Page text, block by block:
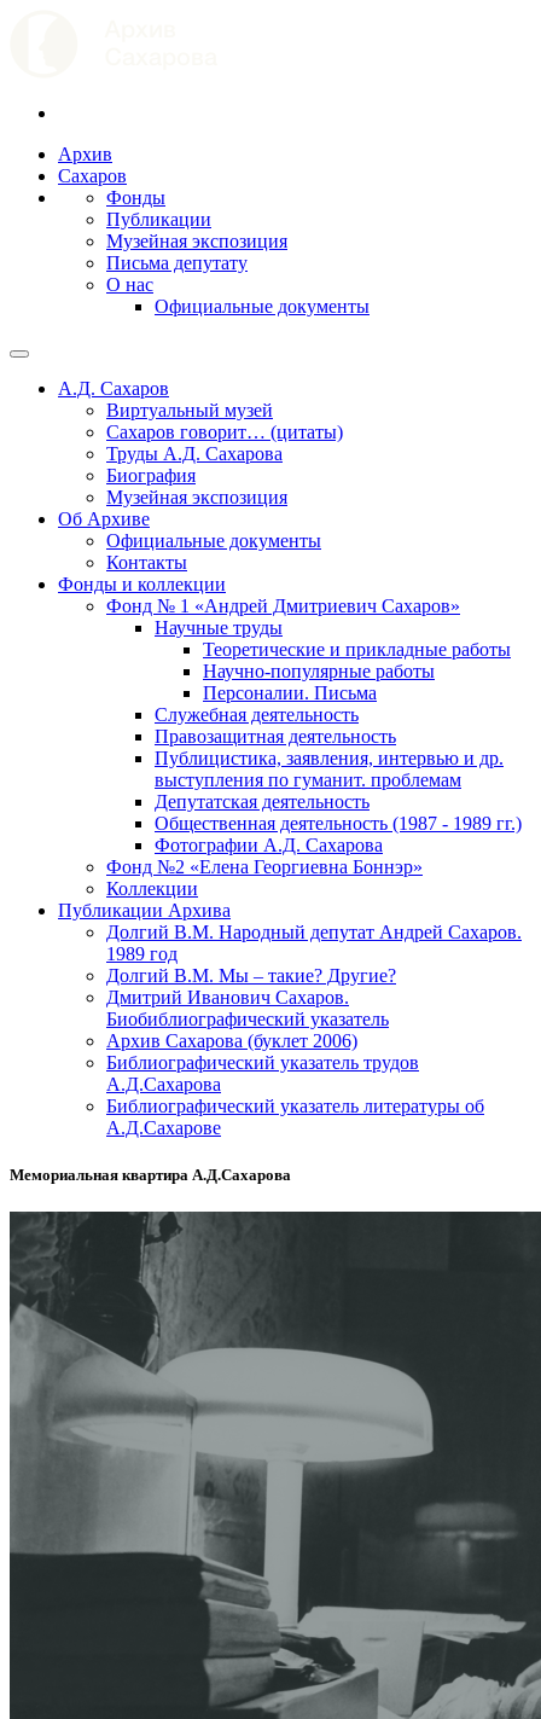
Архив
Сахаров
Фонды
Публикации
Музейная экспозиция
Письма депутату
О нас
Официальные документы
А.Д. Сахаров
Виртуальный музей
Сахаров говорит… (цитаты)
Труды А.Д. Сахарова
Биография
Музейная экспозиция
Об Архиве
Официальные документы
Контакты
Фонды и коллекции
Фонд № 1 «Андрей Дмитриевич Сахаров»
Научные труды
Теоретические и прикладные работы
Научно-популярные работы
Персоналии. Письма
Служебная деятельность
Правозащитная деятельность
Публицистика, заявления, интервью и др.
выступления по гуманит. проблемам
Депутатская деятельность
Общественная деятельность (1987 - 1989 гг.)
Фотографии А.Д. Сахарова
Фонд №2 «Елена Георгиевна Боннэр»
Коллекции
Публикации Архива
Долгий В.М. Народный депутат Андрей Сахаров.
1989 год
Долгий В.М. Мы – такие? Другие?
Дмитрий Иванович Сахаров.
Биобиблиографический указатель
Архив Сахарова (буклет 2006)
Библиографический указатель трудов
А.Д.Сахарова
Библиографический указатель литературы об
А.Д.Сахарове
Мемориальная квартира А.Д.Сахарова